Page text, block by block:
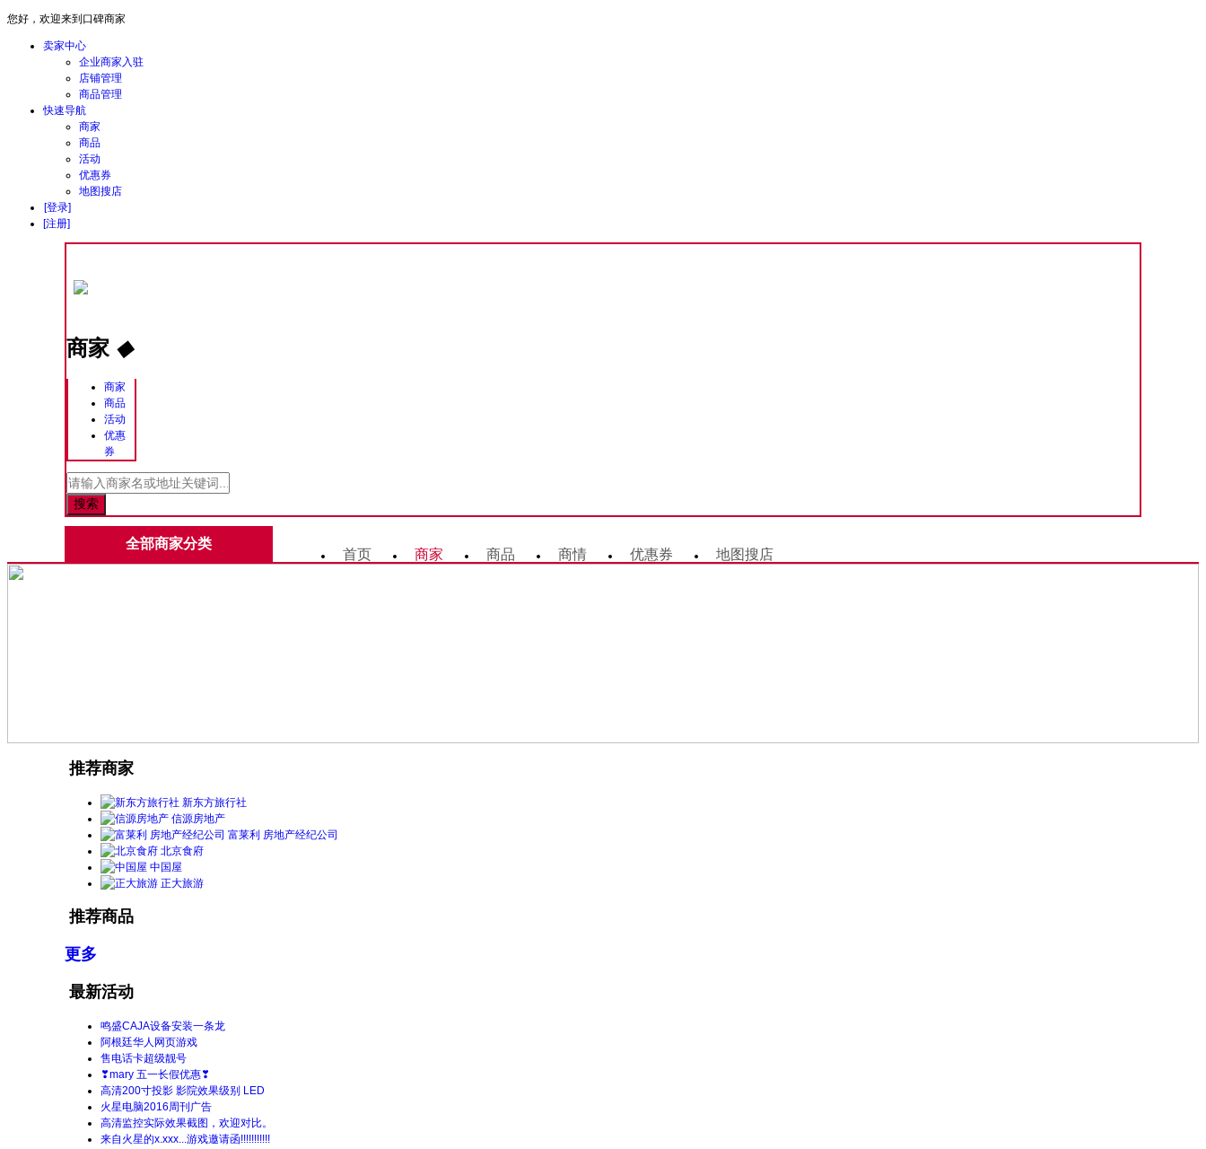
您好，欢迎来到口碑商家
卖家中心
企业商家入驻
店铺管理
商品管理
快速导航
商家
商品
活动
优惠券
地图搜店
[登录]
[注册]
商家 ◆
商家
商品
活动
优惠
券
全部商家分类
首页 商家 商品 商情 优惠券 地图搜店
推荐商家
新东方旅行社
信源房地产
富莱利 房地产经纪公司
北京食府
中国屋
正大旅游
推荐商品
更多
最新活动
鸣盛CAJA设备安装一条龙
阿根廷华人网页游戏
售电话卡超级靓号
❣mary 五一长假优惠❣
高清200寸投影 影院效果级别 LED
火星电脑2016周刊广告
高清监控实际效果截图，欢迎对比。
来自火星的x.xxx...游戏邀请函!!!!!!!!!!!